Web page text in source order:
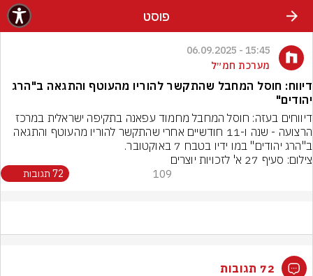
פוסט
15:45 - 06.09.2025
מערכת חמ״ל
דיווח: חוסל המחבל שהתקשר להוריו מהעוטף והתגאה ב"הרג
יהודים"
ב"הרג יהודים" במו ידיו בטבח 7 באוקטובר.
צילום: סעיף 27 א' לזכויות יוצרים
109 72 תגובות
72 תגובות